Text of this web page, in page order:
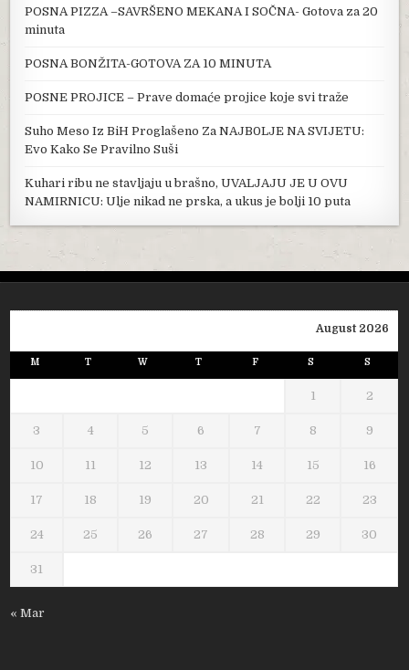
POSNA PIZZA –SAVRŠENO MEKANA I SOČNA- Gotova za 20
minuta
POSNA BONŽITA-GOTOVA ZA 10 MINUTA
POSNE PROJICE – Prave domaće projice koje svi traže
Suho Meso Iz BiH Proglašeno Za NAJB0LJE NA SVIJETU:
Evo Kako Se Pravilno Suši
Kuhari ribu ne stavljaju u brašno, UVALJAJU JE U OVU
NAMIRNICU: Ulje nikad ne prska, a ukus je bolji 10 puta
August 2026
M T W T F S S
1 2
3 4 5 6 7 8 9
10 11 12 13 14 15 16
17 18 19 20 21 22 23
24 25 26 27 28 29 30
31
« Mar